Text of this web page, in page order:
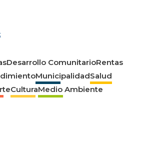
Desarrollo ComunitarioRentas
MunicipalidadSalud
CulturaMedio Ambiente